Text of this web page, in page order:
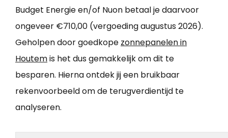
Budget Energie en/of Nuon betaal je daarvoor
ongeveer €710,00 (vergoeding augustus 2026).
Geholpen door goedkope zonnepanelen in
Houtemis het dus gemakkelijk om dit te
besparen. Hierna ontdek jij een bruikbaar
rekenvoorbeeld om de terugverdientijd te
analyseren.